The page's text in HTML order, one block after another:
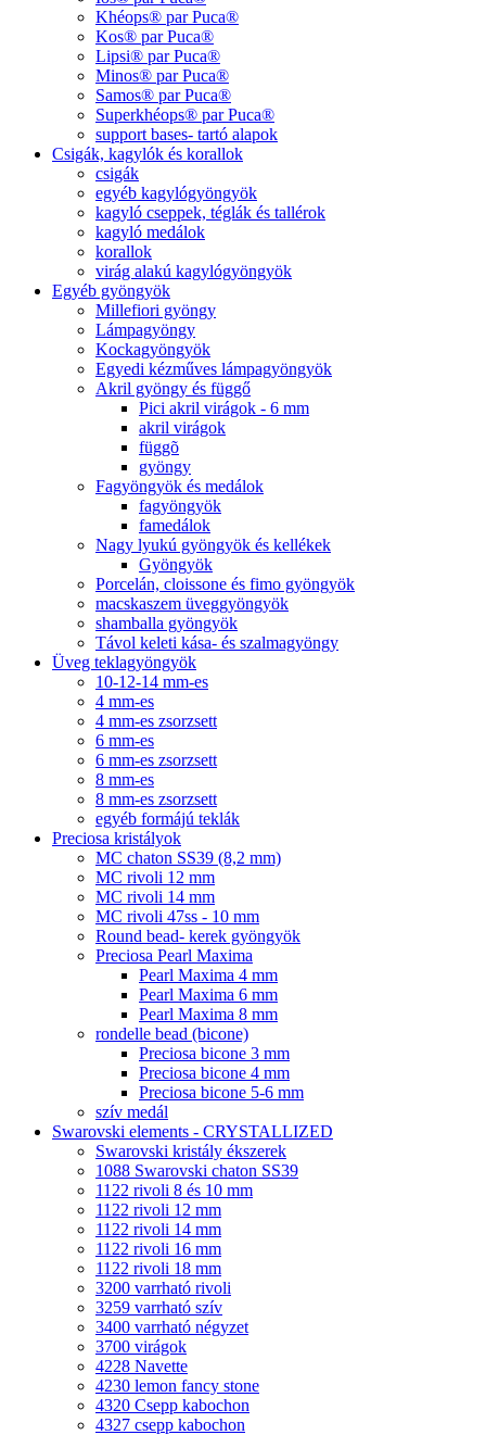
Khéops® par Puca®
Kos® par Puca®
Lipsi® par Puca®
Minos® par Puca®
Samos® par Puca®
Superkhéops® par Puca®
support bases- tartó alapok
Csigák, kagylók és korallok
csigák
egyéb kagylógyöngyök
kagyló cseppek, téglák és tallérok
kagyló medálok
korallok
virág alakú kagylógyöngyök
Egyéb gyöngyök
Millefiori gyöngy
Lámpagyöngy
Kockagyöngyök
Egyedi kézműves lámpagyöngyök
Akril gyöngy és függő
Pici akril virágok - 6 mm
akril virágok
függõ
gyöngy
Fagyöngyök és medálok
fagyöngyök
famedálok
Nagy lyukú gyöngyök és kellékek
Gyöngyök
Porcelán, cloissone és fimo gyöngyök
macskaszem üveggyöngyök
shamballa gyöngyök
Távol keleti kása- és szalmagyöngy
Üveg teklagyöngyök
10-12-14 mm-es
4 mm-es
4 mm-es zsorzsett
6 mm-es
6 mm-es zsorzsett
8 mm-es
8 mm-es zsorzsett
egyéb formájú teklák
Preciosa kristályok
MC chaton SS39 (8,2 mm)
MC rivoli 12 mm
MC rivoli 14 mm
MC rivoli 47ss - 10 mm
Round bead- kerek gyöngyök
Preciosa Pearl Maxima
Pearl Maxima 4 mm
Pearl Maxima 6 mm
Pearl Maxima 8 mm
rondelle bead (bicone)
Preciosa bicone 3 mm
Preciosa bicone 4 mm
Preciosa bicone 5-6 mm
szív medál
Swarovski elements - CRYSTALLIZED
Swarovski kristály ékszerek
1088 Swarovski chaton SS39
1122 rivoli 8 és 10 mm
1122 rivoli 12 mm
1122 rivoli 14 mm
1122 rivoli 16 mm
1122 rivoli 18 mm
3200 varrható rivoli
3259 varrható szív
3400 varrható négyzet
3700 virágok
4228 Navette
4230 lemon fancy stone
4320 Csepp kabochon
4327 csepp kabochon